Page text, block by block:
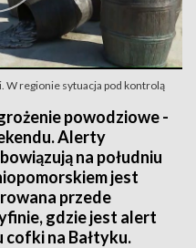
W regionie sytuacja pod kontrolą
powodziowe -
Alerty
na południu
jest
przede
gdzie jest alert
na Bałtyku.